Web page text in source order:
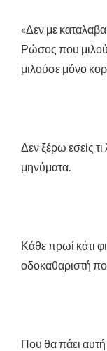
«Δεν με
Ρώσος που
μιλούσε μόνο
Δεν ξέρω εσείς τι
μηνύματα.
Κάθε πρωί κάτι
οδοκαθαριστή
Που θα πάει